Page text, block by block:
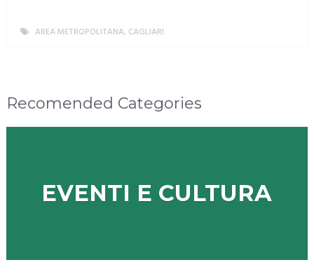
AREA METROPOLITANA, CAGLIARI
Recomended Categories
EVENTI E CULTURA